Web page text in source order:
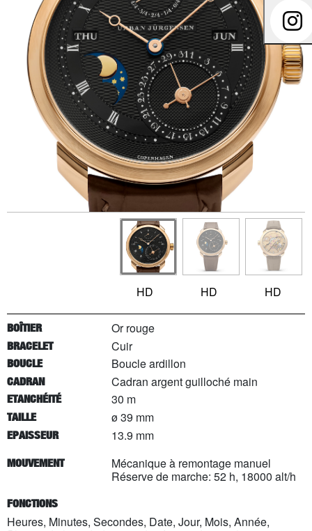
HD HD HD
BOÎTIER Or rouge
BRACELET Cuir
BOUCLE Boucle ardillon
CADRAN Cadran argent guilloché main
ETANCHÉITÉ 30 m
TAILLE ø 39 mm
EPAISSEUR 13.9 mm
MOUVEMENT
Mécanique à remontage manuel
Réserve de marche: 52 h, 18000 alt/h
FONCTIONS
Heures, Minutes, Secondes, Date, Jour, Mois, Année,